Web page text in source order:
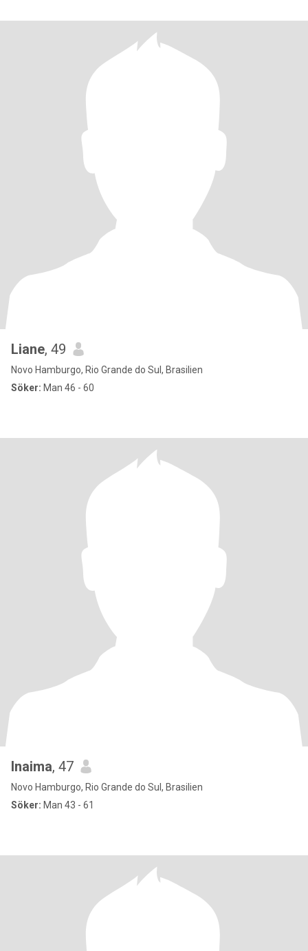
Liane, 49
Novo Hamburgo, Rio Grande do Sul, Brasilien
Söker: Man 46 - 60
Inaima, 47
Novo Hamburgo, Rio Grande do Sul, Brasilien
Söker: Man 43 - 61